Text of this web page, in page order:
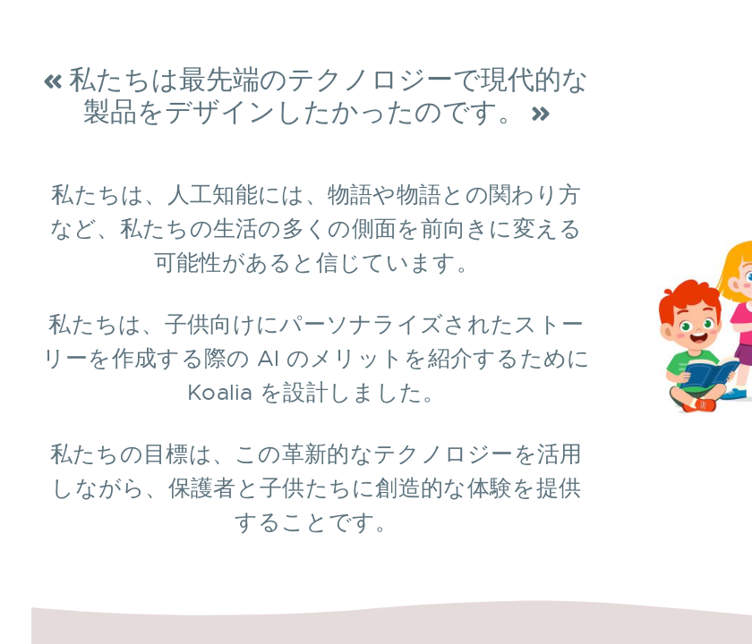
« 私たちは最先端のテクノロジーで現代的な
製品をデザインしたかったのです。 »
私たちは、人工知能には、物語や物語との関わり方
など、私たちの生活の多くの側面を前向きに変える
可能性があると信じています。
私たちは、子供向けにパーソナライズされたストー
リーを作成する際の AI のメリットを紹介するために
Koalia を設計しました。
私たちの目標は、この革新的なテクノロジーを活用
しながら、保護者と子供たちに創造的な体験を提供
することです。